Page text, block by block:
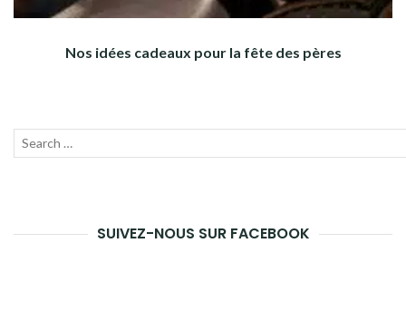
Nos idées cadeaux pour la fête des pères
Recherche
SUIVEZ-NOUS SUR FACEBOOK